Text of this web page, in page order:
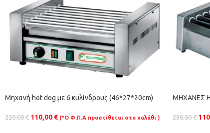
Μηχανή hot dog με 6 κυλίνδρους (46*27*20cm)
220,00€ 110,00 € (*Ο Φ.Π.Α προστίθεται στο καλάθι )
ΜΗΧΑΝΕΣ
250,00€